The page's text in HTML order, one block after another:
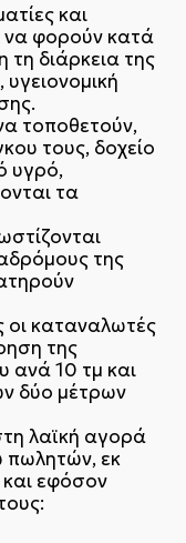
και
να φορούν κατά
τη διάρκεια της
τοποθετούν,
τους, δοχείο
υγρό,
τα
της
οι καταναλωτές
της
ανά 10 τμ και
δύο μέτρων
λαϊκή αγορά
πωλητών, εκ
εφόσον